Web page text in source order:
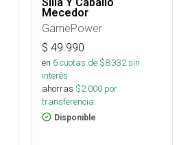
Mecedor
GamePower
$ 49.990
en 6cuotas de $8.332sin
interés
ahorras $2.000 por
transferencia.
Disponible